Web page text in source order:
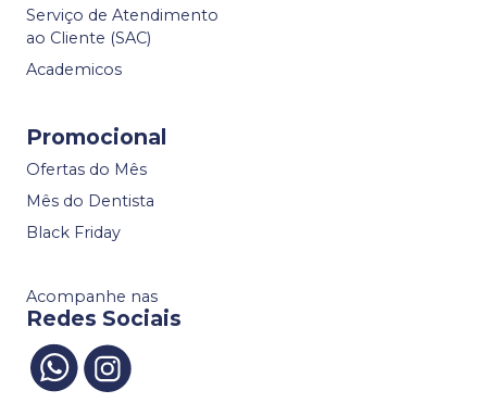
Serviço de Atendimento
ao Cliente (SAC)
Academicos
Promocional
Ofertas do Mês
Mês do Dentista
Black Friday
Acompanhe nas
Redes Sociais